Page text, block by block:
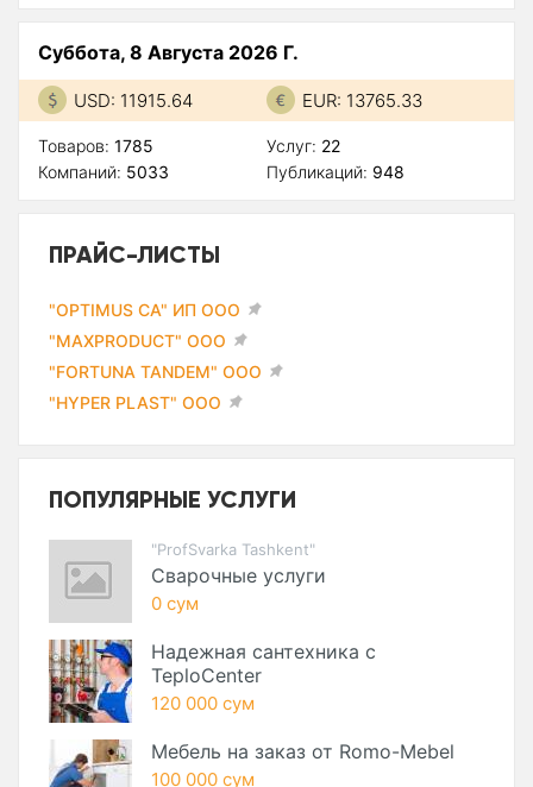
Суббота, 8 Августа 2026 Г.
USD: 11915.64 EUR: 13765.33
Товаров: 1785
Компаний: 5033
Услуг: 22
Публикаций: 948
ПРАЙС-ЛИСТЫ
"OPTIMUS CA" ИП ООО
"MAXPRODUCT" ООО
"FORTUNA TANDEM" ООО
"HYPER PLAST" ООО
ПОПУЛЯРНЫЕ УСЛУГИ
"ProfSvarka Tashkent"
Сварочные услуги
0 сум
Надежная сантехника с
TeploCenter
120 000 сум
Мебель на заказ от Romo-Mebel
100 000 сум